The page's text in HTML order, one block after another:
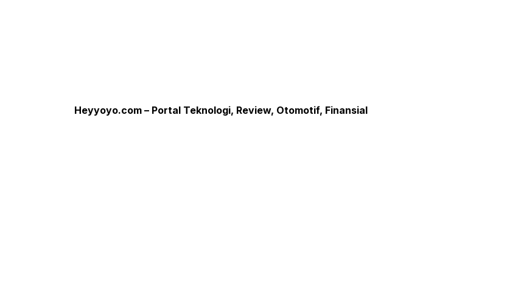
Heyyoyo.com – Portal Teknologi, Review, Otomotif, Finansial